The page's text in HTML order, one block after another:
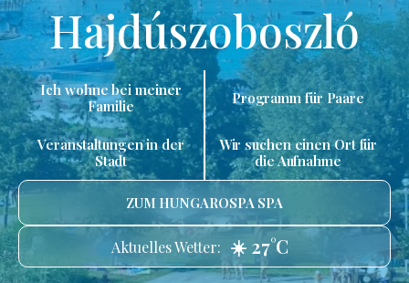
Hajdúszoboszló
Ich wohne bei meiner
Familie
Programm für Paare
Veranstaltungen in der
Stadt
Wir suchen einen Ort für
die Aufnahme
ZUM HUNGAROSPA SPA
Aktuelles Wetter: ☀️ 27°C